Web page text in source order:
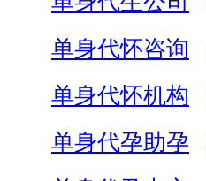
单身代怀咨询
单身代怀机构
单身代孕助孕